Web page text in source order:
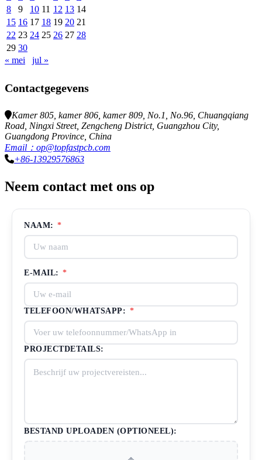
8
9 10 11 12 13 14
15 16 17 18 19 20 21
22 23 24 25 26 27 28
29 30
« mei
jul »
Contactgegevens
Kamer 805, kamer 806, kamer 809, No.1, No.96, Chuangqiang
Road, Ningxi Street, Zengcheng District, Guangzhou City,
Guangdong Province, China
Email：op@topfastpcb.com
+86-13929576863
Neem contact met ons op
NAAM: *
E-MAIL: *
TELEFOON/WHATSAPP: *
PROJECTDETAILS:
BESTAND UPLOADEN (OPTIONEEL):